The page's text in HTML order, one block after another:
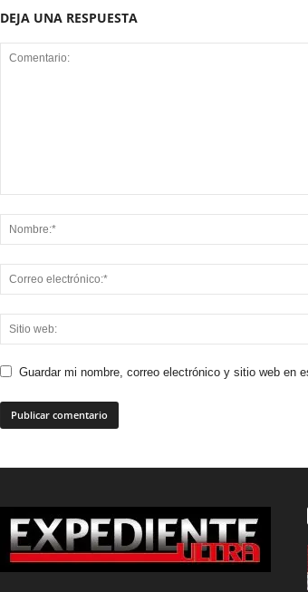
DEJA UNA RESPUESTA
Guardar mi nombre, correo electrónico y sitio web en